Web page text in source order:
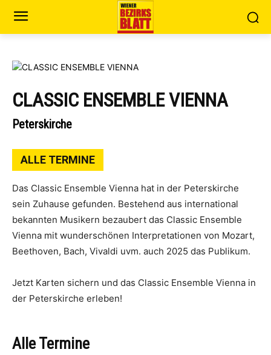
CLASSIC ENSEMBLE VIENNA
Peterskirche
ALLE TERMINE
Das Classic Ensemble Vienna hat in der Peterskirche
sein Zuhause gefunden. Bestehend aus international
bekannten Musikern bezaubert das Classic Ensemble
Vienna mit wunderschönen Interpretationen von Mozart,
Beethoven, Bach, Vivaldi uvm. auch 2025 das Publikum.
Jetzt Karten sichern und das Classic Ensemble Vienna in
der Peterskirche erleben!
Alle Termine